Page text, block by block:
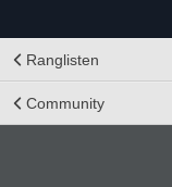
Ranglisten
Community